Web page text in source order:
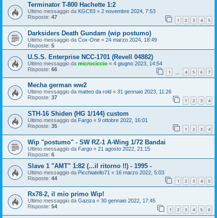
Terminator T-800 Hachette 1:2
Ultimo messaggio da KGC83 « 2 novembre 2024, 7:53
Risposte: 47 1 2 3 4 5
Darksiders Death Gundam (wip postumo)
Ultimo messaggio da Cox-One « 24 marzo 2024, 18:49
Risposte: 5
U.S.S. Enterprise NCC-1701 (Revell 04882)
Ultimo messaggio da microciccio « 4 giugno 2023, 14:54
Risposte: 66 1 4 5 6 7
Mecha german ww2
Ultimo messaggio da matteo da rold « 31 gennaio 2023, 11:26
Risposte: 37 1 2 3 4
STH-16 Shiden (HG 1/144) custom
Ultimo messaggio da Fargo « 9 ottobre 2022, 16:01
Risposte: 35 1 2 3 4
Wip "postumo" - SW RZ-1 A-Wing 1/72 Bandai
Ultimo messaggio da Fargo « 21 agosto 2022, 21:15
Risposte: 6
Slave 1 "AMT" 1:82 (...il ritorno !!) - 1995 -
Ultimo messaggio da Picchiatello71 « 16 marzo 2022, 5:03
Risposte: 44 1 2 3 4 5
Rx78-2, il mio primo Wip!
Ultimo messaggio da Gaziza « 30 gennaio 2022, 17:45
Risposte: 54 1 2 3 4 5 6